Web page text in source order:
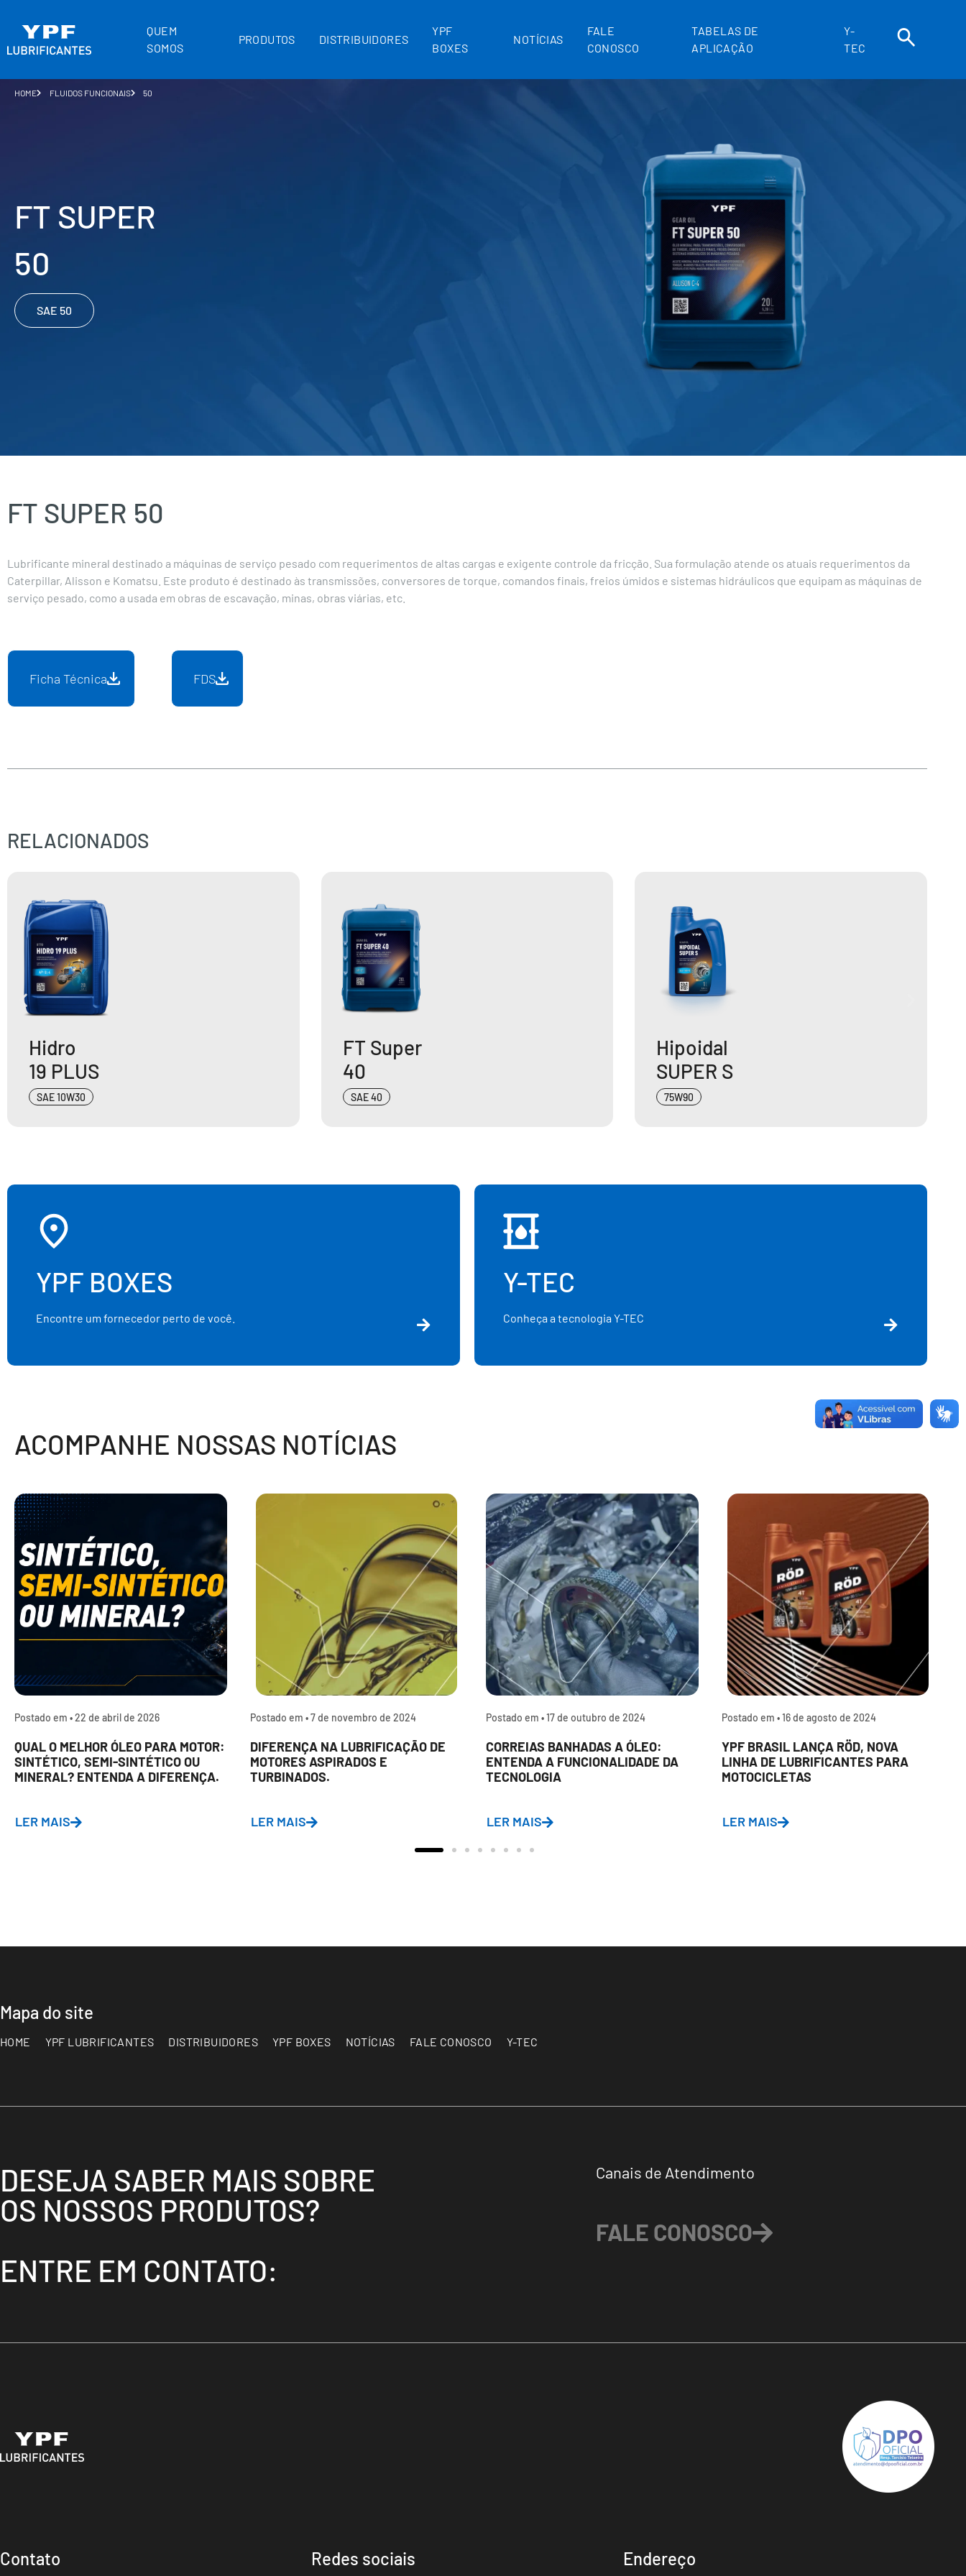
QUEM
SOMOS
PRODUTOS DISTRIBUIDORES
YPF
BOXES
NOTÍCIAS
FALE
CONOSCO
TABELAS DE
APLICAÇÃO
Y-
TEC
HOME FLUIDOS FUNCIONAIS 50
FT SUPER
50
SAE 50
FT SUPER 50
Lubrificante mineral destinado a máquinas de serviço pesado com requerimentos de altas cargas e exigente controle da fricção. Sua formulação atende os atuais requerimentos da
Caterpillar, Alisson e Komatsu. Este produto é destinado às transmissões, conversores de torque, comandos finais, freios úmidos e sistemas hidráulicos que equipam as máquinas de
serviço pesado, como a usada em obras de escavação, minas, obras viárias, etc.
Ficha Técnica FDS
RELACIONADOS
Hidro
19 PLUS
SAE 10W30
FT Super
40
SAE 40
Hipoidal
SUPER S
75W90
YPF BOXES
Encontre um fornecedor perto de você.
Y-TEC
Conheça a tecnologia Y-TEC
ACOMPANHE NOSSAS NOTÍCIAS
Postado em •22 de abril de 2026
QUAL O MELHOR ÓLEO PARA MOTOR:
SINTÉTICO, SEMI-SINTÉTICO OU
MINERAL? ENTENDA A DIFERENÇA.
LER MAIS
Postado em •7 de novembro de 2024
DIFERENÇA NA LUBRIFICAÇÃO DE
MOTORES ASPIRADOS E
TURBINADOS.
LER MAIS
Postado em •17 de outubro de 2024
CORREIAS BANHADAS A ÓLEO:
ENTENDA A FUNCIONALIDADE DA
TECNOLOGIA
LER MAIS
Postado em •16 de agosto de 2024
YPF BRASIL LANÇA RÖD, NOVA
LINHA DE LUBRIFICANTES PARA
MOTOCICLETAS
LER MAIS
Mapa do site
HOME YPF LUBRIFICANTES DISTRIBUIDORES YPF BOXES NOTÍCIAS FALE CONOSCO Y-TEC
DESEJA SABER MAIS SOBRE
OS NOSSOS PRODUTOS?
ENTRE EM CONTATO:
Canais de Atendimento
FALE CONOSCO
Contato Redes sociais Endereço